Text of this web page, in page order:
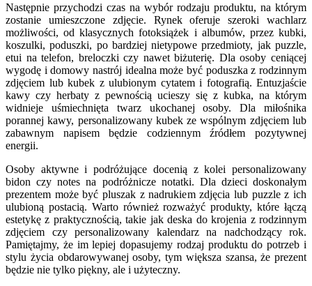
Następnie przychodzi czas na wybór rodzaju produktu, na którym
zostanie umieszczone zdjęcie. Rynek oferuje szeroki wachlarz
możliwości, od klasycznych fotoksiążek i albumów, przez kubki,
koszulki, poduszki, po bardziej nietypowe przedmioty, jak puzzle,
etui na telefon, breloczki czy nawet biżuterię. Dla osoby ceniącej
wygodę i domowy nastrój idealna może być poduszka z rodzinnym
zdjęciem lub kubek z ulubionym cytatem i fotografią. Entuzjaście
kawy czy herbaty z pewnością ucieszy się z kubka, na którym
widnieje uśmiechnięta twarz ukochanej osoby. Dla miłośnika
porannej kawy, personalizowany kubek ze wspólnym zdjęciem lub
zabawnym napisem będzie codziennym źródłem pozytywnej
energii.
Osoby aktywne i podróżujące docenią z kolei personalizowany
bidon czy notes na podróżnicze notatki. Dla dzieci doskonałym
prezentem może być pluszak z nadrukiem zdjęcia lub puzzle z ich
ulubioną postacią. Warto również rozważyć produkty, które łączą
estetykę z praktycznością, takie jak deska do krojenia z rodzinnym
zdjęciem czy personalizowany kalendarz na nadchodzący rok.
Pamiętajmy, że im lepiej dopasujemy rodzaj produktu do potrzeb i
stylu życia obdarowywanej osoby, tym większa szansa, że prezent
będzie nie tylko piękny, ale i użyteczny.